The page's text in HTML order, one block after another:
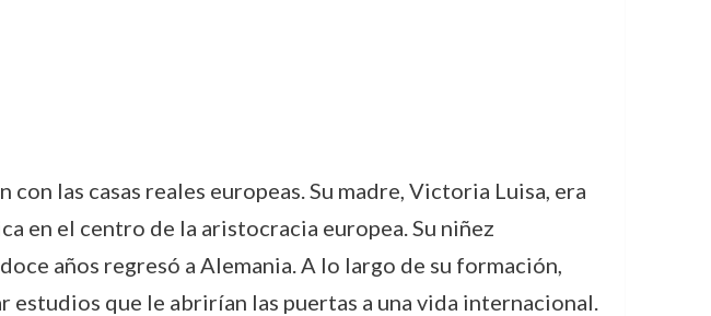
las casas reales europeas. Su madre, Victoria Luisa, era
en el centro de la aristocracia europea. Su niñez
años regresó a Alemania. A lo largo de su formación,
que le abrirían las puertas a una vida internacional.